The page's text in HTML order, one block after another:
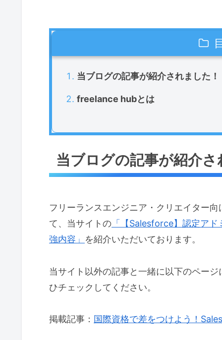
当ブログの記事が紹介されました！
freelance hubとは
当ブログの記事が紹介
フリーランスエンジニア・クリエイター
て、当サイトの 「【Salesforce】認定ア
強内容」 を紹介いただいております。
当サイト以外の記事と一緒に以下のペー
ひチェックしてください。
掲載記事： 国際資格で差をつけよう！